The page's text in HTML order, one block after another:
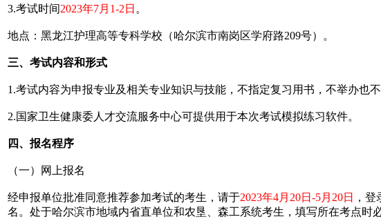
3.考试时间2023年7月1-2日 。
地点：黑龙江护理高等专科学校（哈尔滨市南岗区学府路209号）。
三、考试内容和形式
1.考试内容为申报专业及相关专业知识与技能，不指定复习用书，不举办也
2.国家卫生健康委人才交流服务中心可提供用于本次考试模拟练习软件。
四、报名程序
（一）网上报名
经申报单位批准同意推荐参加考试的考生，请于2023年4月20日-5月20日
，
名。处于哈尔滨市地域内省直单位和农垦、森工系统考生，填写所在考点